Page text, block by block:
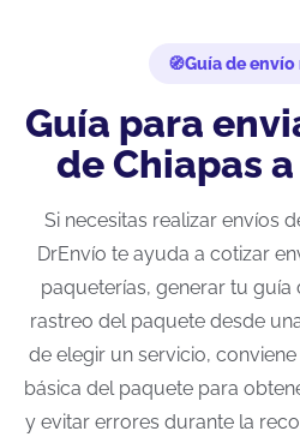
Guía de
Guía para
de Chiapas
Si necesitas realizar envíos
DrEnvío te ayuda a cotizar
paqueterías, generar tu
rastreo del paquete desde
de elegir un servicio,
básica del paquete para
y evitar errores durante la